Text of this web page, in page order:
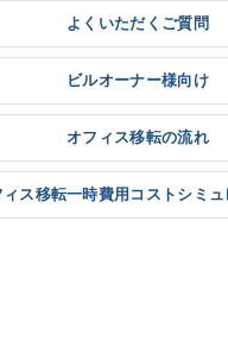
よくいただくご質問
ビルオーナー様向け
オフィス移転の流れ
ィス移転一時費用コストシミ